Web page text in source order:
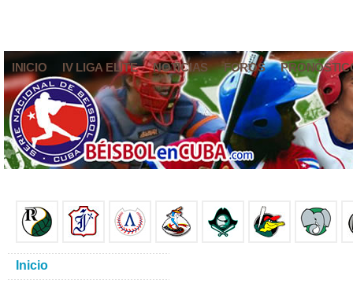
INICIO IV LIGA ELITE NOTICIAS FOROS
Inicio